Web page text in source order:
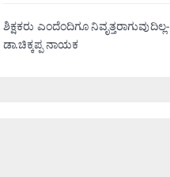
ಶಿಕ್ಷಕರು ಎಂದೆಂದಿಗೂ ನಿವೃತ್ತರಾಗುವುದಿಲ್ಲ-
ಡಾ.ಚಿಕ್ಕಪ್ಪ ನಾಯಕ